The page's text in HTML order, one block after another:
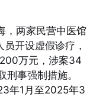
，两家民营中医馆
开设虚假诊疗，
万元，涉案34
刑事强制措施。
年1月至2025年3